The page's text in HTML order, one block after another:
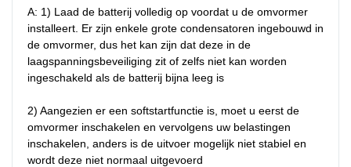
A: 1) Laad de batterij volledig op voordat u de omvormer
installeert. Er zijn enkele grote condensatoren ingebouwd in
de omvormer, dus het kan zijn dat deze in de
laagspanningsbeveiliging zit of zelfs niet kan worden
ingeschakeld als de batterij bijna leeg is
2) Aangezien er een softstartfunctie is, moet u eerst de
omvormer inschakelen en vervolgens uw belastingen
inschakelen, anders is de uitvoer mogelijk niet stabiel en
wordt deze niet normaal uitgevoerd